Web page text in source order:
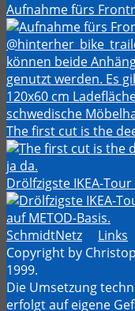
Aufnahme fürs
The first cut is the
Drölfzigste IKEA-
SchmidtNetz Links
Copyright by
1999.
Die Umsetzung
erfolgt auf eigene